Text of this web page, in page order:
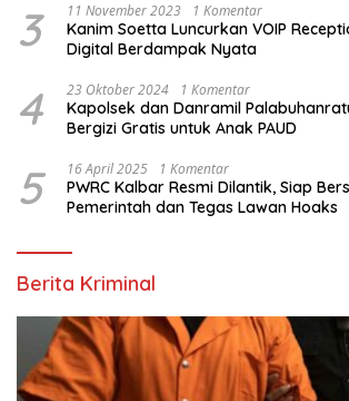
3 11 November 2023 1 Komentar
Kanim Soetta Luncurkan VOIP
Digital Berdampak Nyata
4 23 Oktober 2024 1 Komentar
Kapolsek dan Danramil
Bergizi Gratis untuk Anak PAUD
5 16 April 2025 1 Komentar
PWRC Kalbar Resmi Dilantik, Siap
Pemerintah dan Tegas Lawan Hoaks
Berita Kriminal